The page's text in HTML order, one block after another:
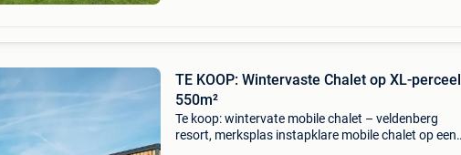
​TE KOOP: Wintervaste Chalet op XL-perceel
550m²
Te koop: wintervate mobile chalet – veldenberg
resort, merksplas instapklare mobile chalet op een